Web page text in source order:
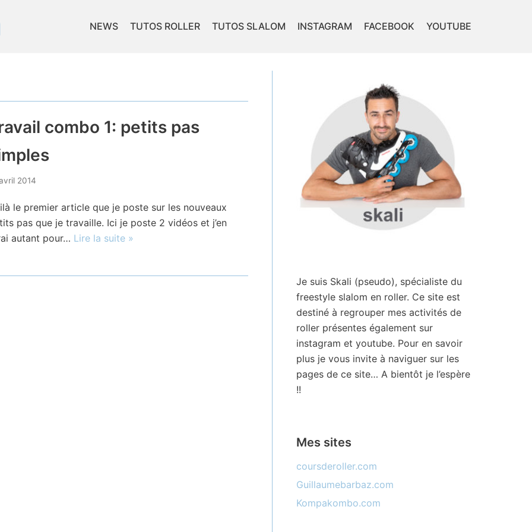
NEWS TUTOS ROLLER TUTOS SLALOM INSTAGRAM FACEBOOK YOUTUBE
combo 1: petits pas
2014
le premier article que je poste sur les nouveaux
pas que je travaille. Ici je poste 2 vidéos et j’en
autant pour… Lire la suite »
Je suis Skali (pseudo), spécialiste du
freestyle slalom en roller. Ce site est
destiné à regrouper mes activités de
roller présentes également sur
instagram et youtube. Pour en savoir
plus je vous invite à naviguer sur les
pages de ce site… A bientôt je l’espère
!!
Mes sites
coursderoller.com
Guillaumebarbaz.com
Kompakombo.com